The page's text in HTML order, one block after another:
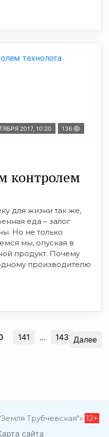
2017, 10:20 136
контролем
для жизни так же,
еда – залог
Но не только
мы, опуская в
продукт. Почему
производителю
141 … 143 Далее
Трубчевская"» 12+
сайта